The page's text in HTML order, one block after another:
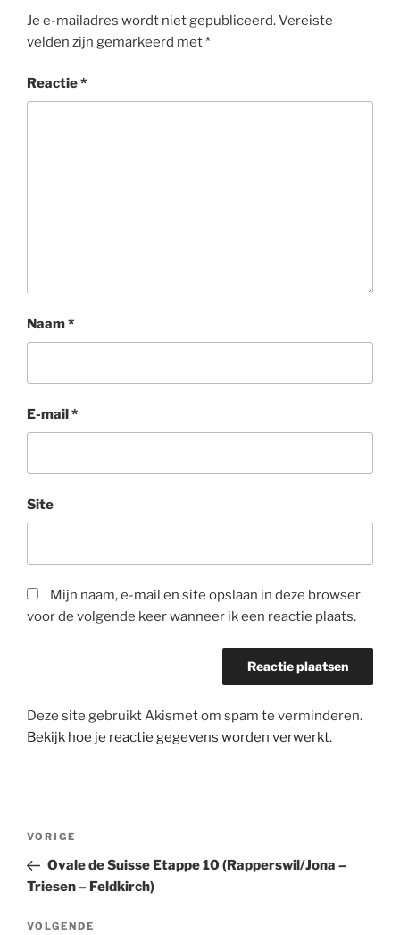
Je e-mailadres wordt niet gepubliceerd.Vereiste
velden zijn gemarkeerd met*
Reactie*
Naam*
E-mail*
Site
Mijn naam, e-mail en site opslaan in deze browser
voor de volgende keer wanneer ik een reactie plaats.
Deze site gebruikt Akismet om spam te verminderen.
Bekijk hoe je reactie gegevens worden verwerkt.
Bericht
Vorig
bericht
VORIGE
Ovale de Suisse Etappe 10 (Rapperswil/Jona –
Triesen – Feldkirch)
Volgend
VOLGENDE